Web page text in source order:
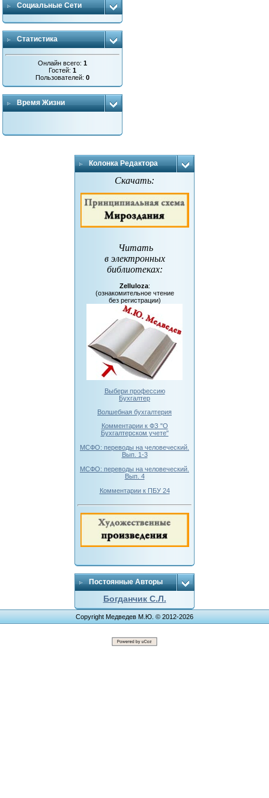
Социальные Сети
Статистика
Онлайн всего:1
Гостей:1
Пользователей:0
Время Жизни
Колонка Редактора
Скачать:
Читать
в электронных
библиотеках:
Zelluloza:
(ознакомительное чтение
без регистрации)
Выбери профессию
Бухгалтер
Волшебная бухгалтерия
Комментарии к ФЗ "О
Бухгалтерском учете"
МСФО: переводы на человеческий.
Вып. 1-3
МСФО: переводы на человеческий.
Вып. 4
Комментарии к ПБУ 24
Постоянные Авторы
Богданчик С.Л.
Copyright Медведев М.Ю. © 2012-2026